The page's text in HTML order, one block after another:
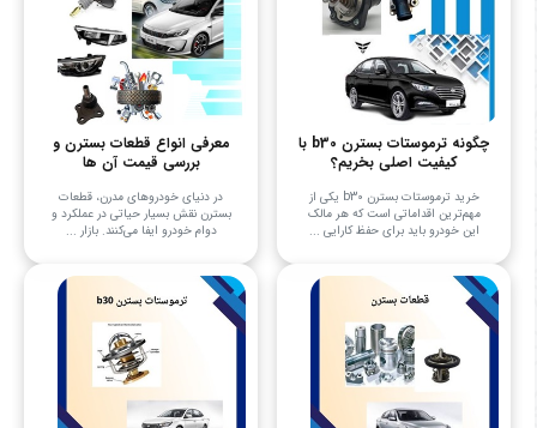
چگونه ترموستات بسترن b30 با
کیفیت اصلی بخریم؟
خرید ترموستات بسترن b30 یکی از
مهم‌ترین اقداماتی است که هر مالک
این خودرو باید برای حفظ کارایی ...
معرفی انواع قطعات بسترن و
بررسی قیمت آن ها
در دنیای خودروهای مدرن، قطعات
بسترن نقش بسیار حیاتی در عملکرد و
دوام خودرو ایفا می‌کنند. بازار ...